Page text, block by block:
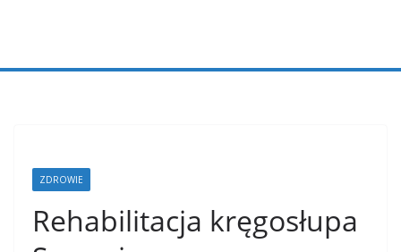
ZDROWIE
Rehabilitacja kręgosłupa